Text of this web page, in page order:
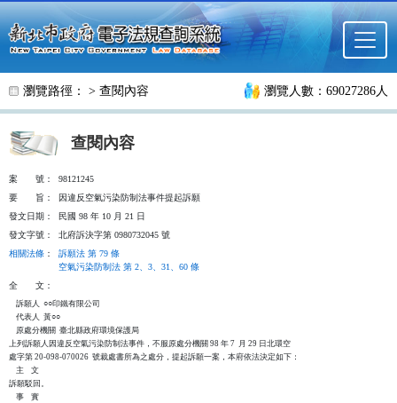
跳至主要內容
瀏覽路徑： > 查閱內容 瀏覽人數：69027286人
查閱內容
案 號：
98121245
要
旨：
因違反空氣污染防制法事件提起訴願
發文日期：
民國 98 年 10 月 21 日
發文字號：
北府訴決字第 0980732045 號
相關法條 ：
訴願法 第 79 條
空氣污染防制法 第 2、3、31、60 條
全
文：
    訴願人  ○○印鐵有限公司
    代表人  黃○○
    原處分機關  臺北縣政府環境保護局
上列訴願人因違反空氣污染防制法事件，不服原處分機關 98 年 7  月 29 日北環空
處字第 20-098-070026  號裁處書所為之處分，提起訴願一案，本府依法決定如下：
    主    文
訴願駁回。
    事    實